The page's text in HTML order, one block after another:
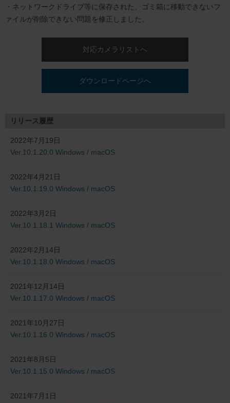
・ネットワークドライブ等に保存された、ゴミ箱に移動できないフ
ァイルが削除できない問題を修正しました。
対応カメラリストへ
ダウンロードページへ
リリース履歴
2022年7月19日
Ver.10.1.20.0 Windows / macOS
2022年4月21日
Ver.10.1.19.0 Windows / macOS
2022年3月2日
Ver.10.1.18.1 Windows / macOS
2022年2月14日
Ver.10.1.18.0 Windows / macOS
2021年12月14日
Ver.10.1.17.0 Windows / macOS
2021年10月27日
Ver.10.1.16.0 Windows / macOS
2021年8月5日
Ver.10.1.15.0 Windows / macOS
2021年7月1日